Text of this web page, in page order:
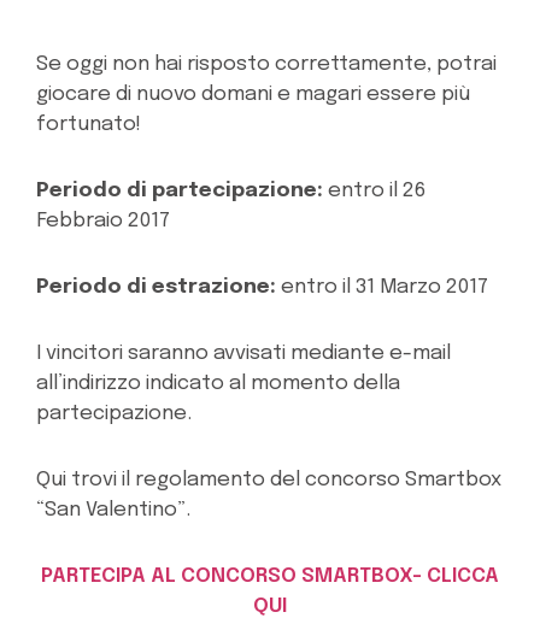
Se oggi non hai risposto correttamente, potrai
giocare di nuovo domani e magari essere più
fortunato!
Periodo di partecipazione: entro il 26
Febbraio 2017
Periodo di estrazione: entro il 31 Marzo 2017
I vincitori saranno avvisati mediante e-mail
all’indirizzo indicato al momento della
partecipazione.
Qui trovi il regolamento del concorso Smartbox
“San Valentino”.
PARTECIPA AL CONCORSO SMARTBOX- CLICCA
QUI